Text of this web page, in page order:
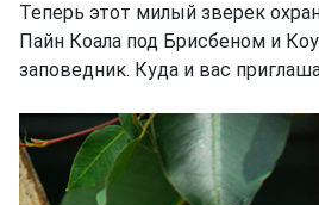
Теперь этот милый зверек
Пайн Коала под Брисбеном и
заповедник. Куда и вас